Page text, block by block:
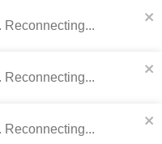
078 222 273 RU
0
Canapele Canapele